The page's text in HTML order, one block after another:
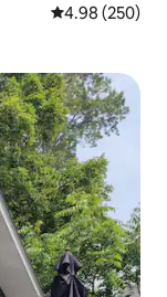
평점 4.98점(5
4.98 (250)